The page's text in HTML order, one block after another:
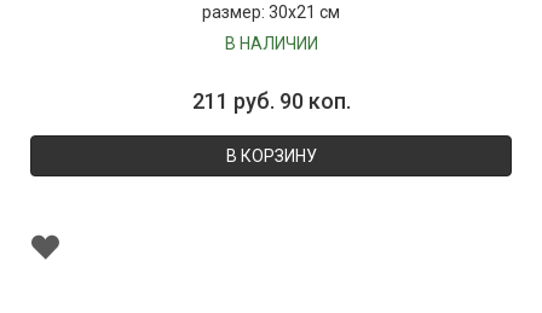
размер: 30х21 см
В НАЛИЧИИ
211 руб. 90 коп.
В КОРЗИНУ